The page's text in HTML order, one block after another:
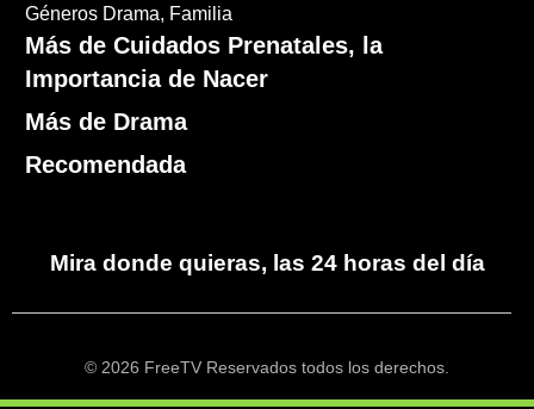
Géneros Drama Familia
Más de Cuidados Prenatales, la
Importancia de Nacer
Más de Drama
Recomendada
Mira donde quieras, las 24 horas del día
© 2026 FreeTV Reservados todos los derechos.